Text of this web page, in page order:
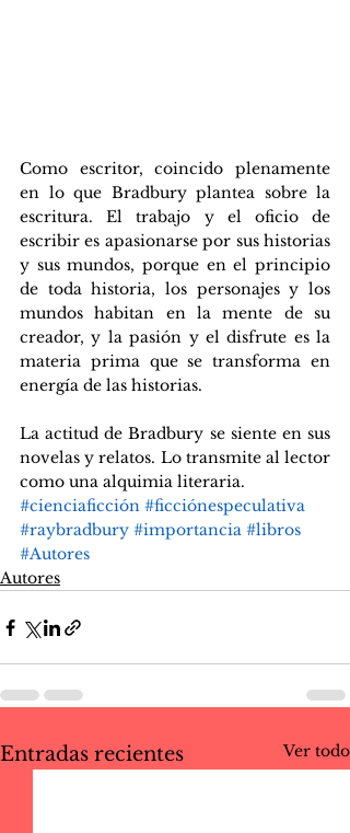
Como escritor, coincido plenamente
en lo que Bradbury plantea sobre la
escritura. El trabajo y el oficio de
escribir es apasionarse por sus historias
y sus mundos, porque en el principio
de toda historia, los personajes y los
mundos habitan en la mente de su
creador, y la pasión y el disfrute es la
materia prima que se transforma en
energía de las historias.
La actitud de Bradbury se siente en sus
novelas y relatos. Lo transmite al lector
como una alquimia literaria.
#cienciaficción #ficciónespeculativa
#raybradbury #importancia #libros
#Autores
Autores
Entradas recientes Ver todo